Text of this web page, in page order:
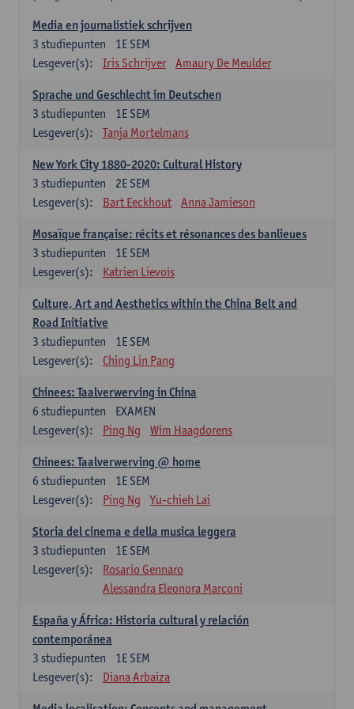
Media en journalistiek schrijven
1E SEM
3 studiepunten
Lesgever(s):
Iris Schrijver Amaury De Meulder
Sprache und Geschlecht im Deutschen
1E SEM
3 studiepunten
Lesgever(s):
Tanja Mortelmans
New York City 1880-2020: Cultural History
2E SEM
3 studiepunten
Lesgever(s):
Bart Eeckhout Anna Jamieson
Mosaïque française: récits et résonances des banlieues
1E SEM
3 studiepunten
Lesgever(s):
Katrien Lievois
Culture, Art and Aesthetics within the China Belt and
Road Initiative
1E SEM
3 studiepunten
Lesgever(s):
Ching Lin Pang
Chinees: Taalverwerving in China
EXAMEN
6 studiepunten
Lesgever(s):
Ping Ng Wim Haagdorens
Chinees: Taalverwerving @ home
1E SEM
6 studiepunten
Lesgever(s):
Ping Ng Yu-chieh Lai
Storia del cinema e della musica leggera
1E SEM
3 studiepunten
Lesgever(s):
Rosario Gennaro
Alessandra Eleonora Marconi
España y África: Historia cultural y relación
contemporánea
1E SEM
3 studiepunten
Lesgever(s):
Diana Arbaiza